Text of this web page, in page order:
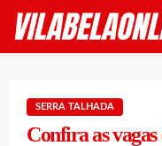
SERRA TALHADA
Confira as